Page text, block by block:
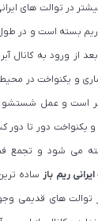
در توالت‌‍‌ های
ریم بسته است و در
از ورود به کانال
و یکنواخت در
تر است و عمل شستشو
و یکنواخت دور تا
می شود و تجمع
ریم باز ساده
توالت های قدیمی